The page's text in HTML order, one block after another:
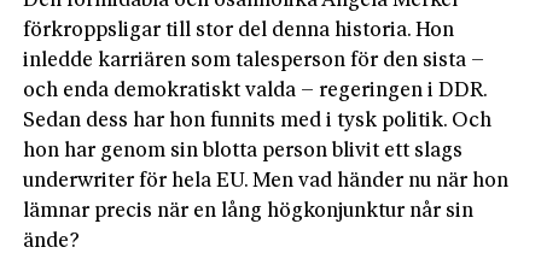
förkroppsligar till stor del denna historia. Hon
inledde karriären som talesperson för den sista –
och enda demokratiskt valda – regeringen i DDR.
Sedan dess har hon funnits med i tysk politik. Och
hon har genom sin blotta person blivit ett slags
underwriter för hela EU. Men vad händer nu när hon
lämnar precis när en lång högkonjunktur når sin
ände?